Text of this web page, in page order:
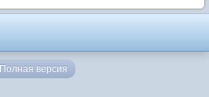
Полная версия